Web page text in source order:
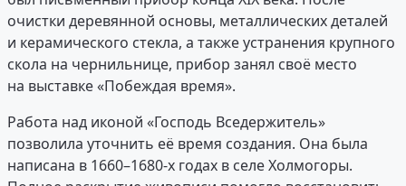
очистки деревянной основы, металлических деталей
и керамического стекла, а также устранения крупного
скола на чернильнице, прибор занял своё место
на выставке «Побеждая время».
Работа над иконой «Господь Вседержитель»
позволила уточнить её время создания. Она была
написана в 1660–1680-х годах в селе Холмогоры.